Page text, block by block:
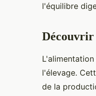
l'équilibre
Découvrir
l'élevage.
de la